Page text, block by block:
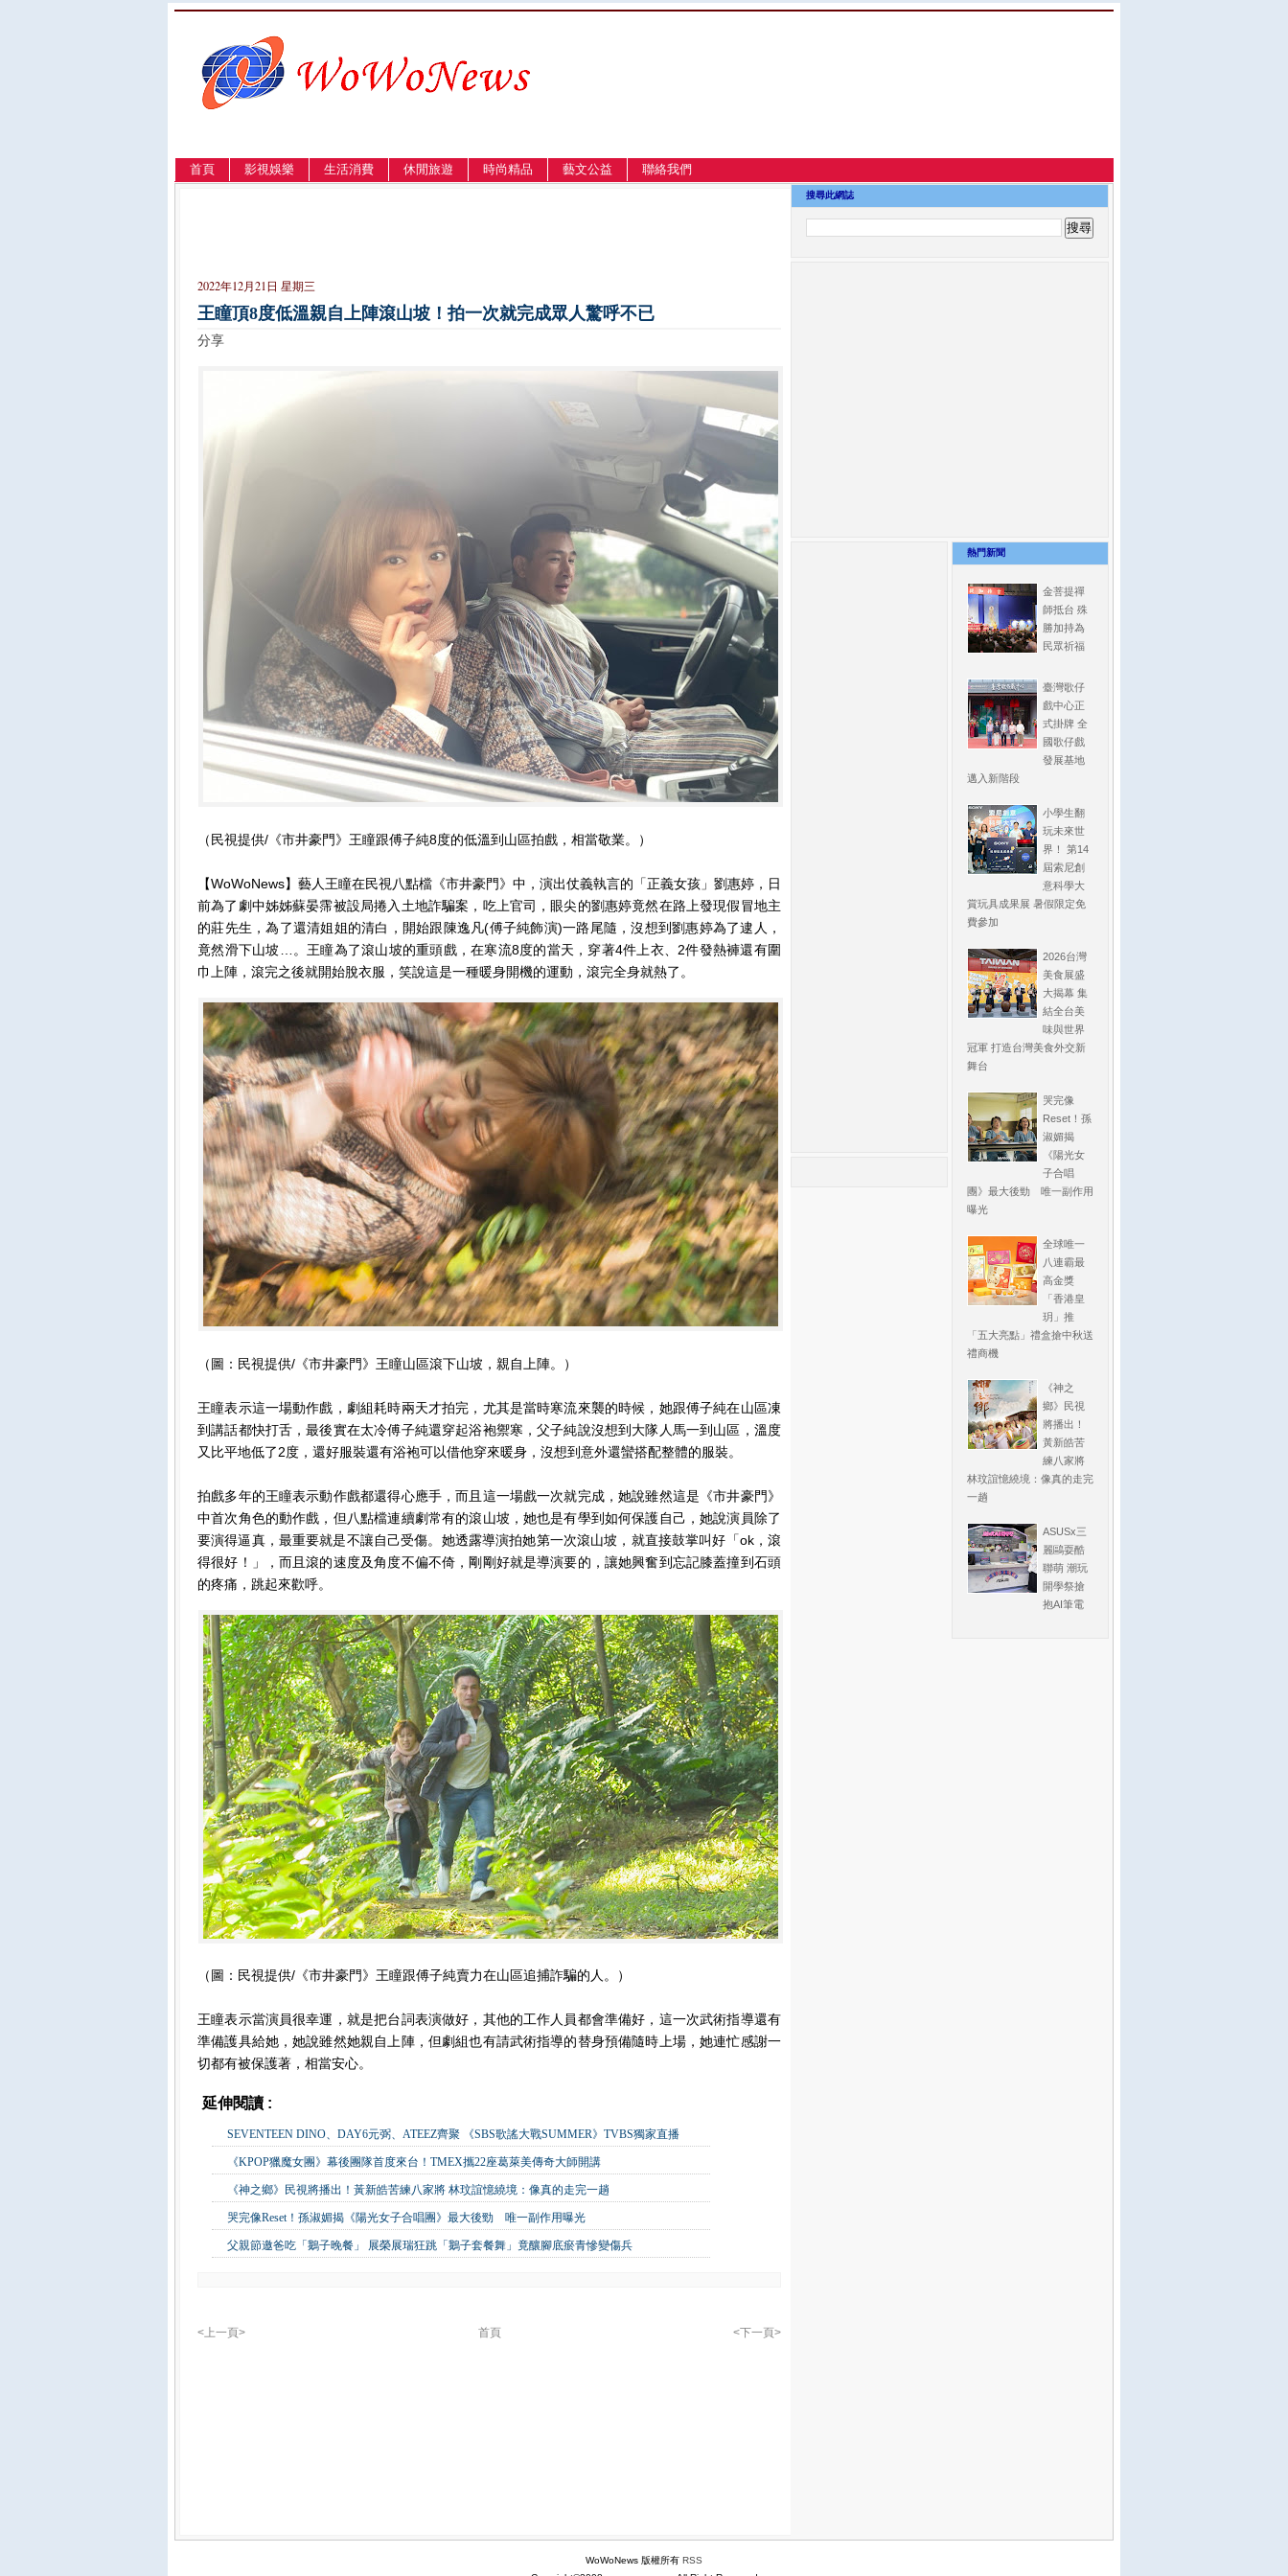
首頁 影視娛樂 生活消費 休閒旅遊 時尚精品 藝文公益 聯絡我們
2022年12月21日 星期三
王瞳頂8度低溫親自上陣滾山坡！拍一次就完成眾人驚呼不已
分享
（民視提供/《市井豪門》王瞳跟傅子純8度的低溫到山區拍戲，相當敬業。）
【WoWoNews】藝人王瞳在民視八點檔《市井豪門》中，演出仗義執言的「正義女孩」劉惠婷，日
前為了劇中姊姊蘇晏霈被設局捲入土地詐騙案，吃上官司，眼尖的劉惠婷竟然在路上發現假冒地主
的莊先生，為了還清姐姐的清白，開始跟陳逸凡(傅子純飾演)一路尾隨，沒想到劉惠婷為了逮人，
竟然滑下山坡…。王瞳為了滾山坡的重頭戲，在寒流8度的當天，穿著4件上衣、2件發熱褲還有圍
巾上陣，滾完之後就開始脫衣服，笑說這是一種暖身開機的運動，滾完全身就熱了。
（圖：民視提供/《市井豪門》王瞳山區滾下山坡，親自上陣。）
王瞳表示這一場動作戲，劇組耗時兩天才拍完，尤其是當時寒流來襲的時候，她跟傅子純在山區凍
到講話都快打舌，最後實在太冷傅子純還穿起浴袍禦寒，父子純說沒想到大隊人馬一到山區，溫度
又比平地低了2度，還好服裝還有浴袍可以借他穿來暖身，沒想到意外還蠻搭配整體的服裝。
拍戲多年的王瞳表示動作戲都還得心應手，而且這一場戲一次就完成，她說雖然這是《市井豪門》
中首次角色的動作戲，但八點檔連續劇常有的滾山坡，她也是有學到如何保護自己，她說演員除了
要演得逼真，最重要就是不讓自己受傷。她透露導演拍她第一次滾山坡，就直接鼓掌叫好「ok，滾
得很好！」，而且滾的速度及角度不偏不倚，剛剛好就是導演要的，讓她興奮到忘記膝蓋撞到石頭
的疼痛，跳起來歡呼。
（圖：民視提供/《市井豪門》王瞳跟傅子純賣力在山區追捕詐騙的人。）
王瞳表示當演員很幸運，就是把台詞表演做好，其他的工作人員都會準備好，這一次武術指導還有
準備護具給她，她說雖然她親自上陣，但劇組也有請武術指導的替身預備隨時上場，她連忙感謝一
切都有被保護著，相當安心。
延伸閱讀 :
SEVENTEEN DINO、DAY6元弼、ATEEZ齊聚 《SBS歌謠大戰SUMMER》TVBS獨家直播
《KPOP獵魔女團》幕後團隊首度來台！TMEX攜22座葛萊美傳奇大師開講
《神之鄉》民視將播出！黃新皓苦練八家將 林玟誼憶繞境：像真的走完一趟
哭完像Reset！孫淑媚揭《陽光女子合唱團》最大後勁 唯一副作用曝光
父親節邀爸吃「鵝子晚餐」 展榮展瑞狂跳「鵝子套餐舞」竟釀腳底瘀青慘變傷兵
<上一頁> <下一頁>
首頁
搜尋此網誌
熱門新聞
金菩提禪
師抵台 殊
勝加持為
民眾祈福
臺灣歌仔
戲中心正
式掛牌 全
國歌仔戲
發展基地
邁入新階段
小學生翻
玩未來世
界！ 第14
屆索尼創
意科學大
賞玩具成果展 暑假限定免
費參加
2026台灣
美食展盛
大揭幕 集
結全台美
味與世界
冠軍 打造台灣美食外交新
舞台
哭完像
Reset！孫
淑媚揭
《陽光女
子合唱
團》最大後勁 唯一副作用
曝光
全球唯一
八連霸最
高金獎
「香港皇
玥」推
「五大亮點」禮盒搶中秋送
禮商機
《神之
鄉》民視
將播出！
黃新皓苦
練八家將
林玟誼憶繞境：像真的走完
一趟
ASUSx三
麗鷗耍酷
聯萌 潮玩
開學祭搶
抱AI筆電
WoWoNews 版權所有 RSS